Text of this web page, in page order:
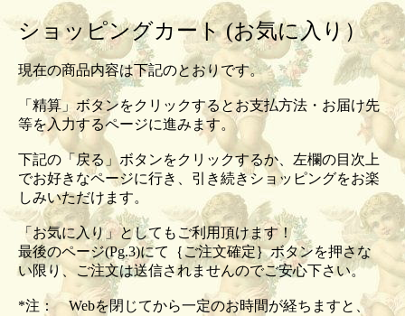
ショッピングカート (お気に入り）
現在の商品内容は下記のとおりです。
「精算」ボタンをクリックするとお支払方法・お届け先
等を入力するページに進みます。
下記の「戻る」ボタンをクリックするか、左欄の目次上
でお好きなページに行き、引き続きショッピングをお楽
しみいただけます。
「お気に入り」としてもご利用頂けます！
最後のページ(Pg.3)にて｛ご注文確定｝ボタンを押さな
い限り、ご注文は送信されませんのでご安心下さい。
*注： Webを閉じてから一定のお時間が経ちますと、